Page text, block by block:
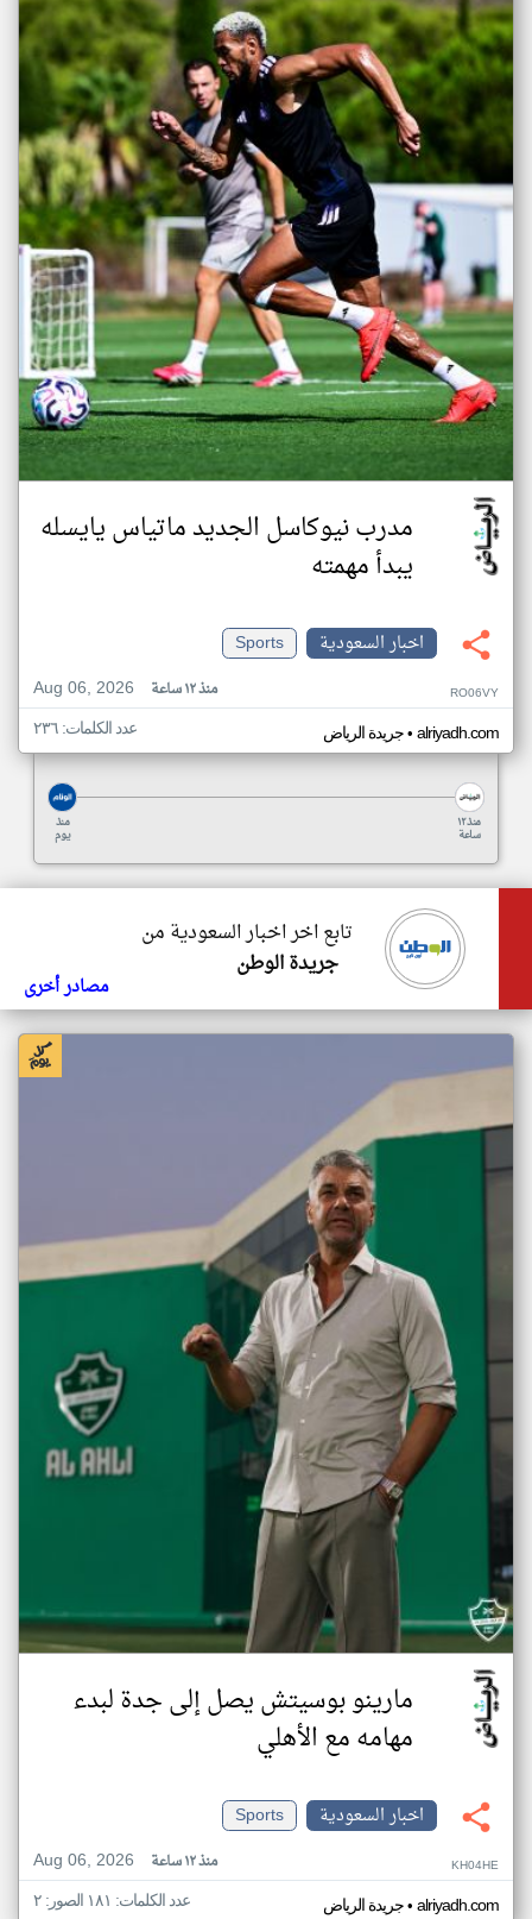
مدرب نيوكاسل الجديد ماتياس يايسله
يبدأ مهمته
اخبار السعودية
Sports
Aug 06, 2026
منذ ١٢ ساعة RO06VY
جريدة الرياض• alriyadh.com عدد الكلمات: ٢٣٦
منذ
يوم
منذ ١٢
ساعة
تابع اخر اخبار السعودية من
جريدة الوطن
مصادر أخرى
مارينو بوسيتش يصل إلى جدة لبدء
مهامه مع الأهلي
اخبار السعودية
Sports
Aug 06, 2026
منذ ١٢ ساعة KH04HE
جريدة الرياض• alriyadh.com عدد الكلمات: ١٨١ الصور: ٢